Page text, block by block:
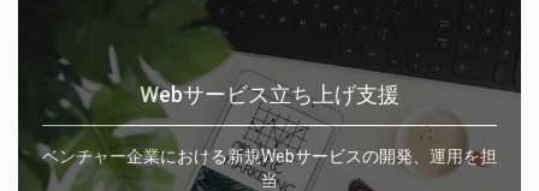
Webサービス立ち上げ支援
ベンチャー企業における新規Webサービスの開発、運用を担
当